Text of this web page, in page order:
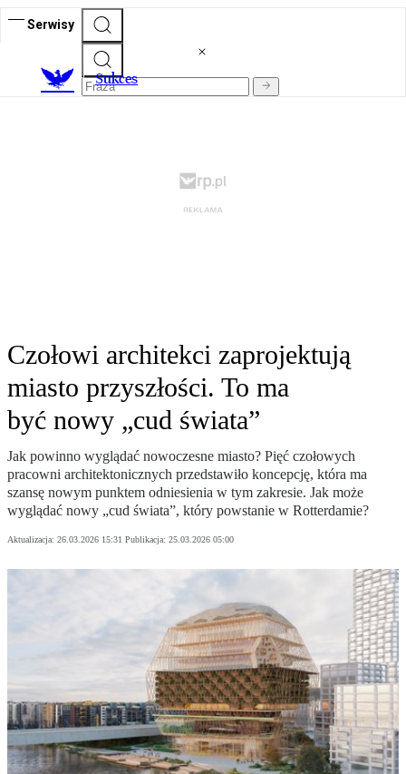
Serwisy
Sukces
Czołowi architekci zaprojektują
miasto przyszłości. To ma
być nowy „cud świata”
Jak powinno wyglądać nowoczesne miasto? Pięć czołowych
pracowni architektonicznych przedstawiło koncepcję, która ma
szansę nowym punktem odniesienia w tym zakresie. Jak może
wyglądać nowy „cud świata”, który powstanie w Rotterdamie?
Aktualizacja: 26.03.2026 15:31 Publikacja: 25.03.2026 05:00